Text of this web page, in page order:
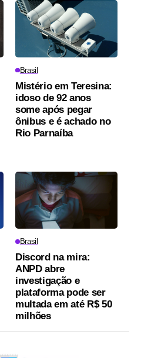
Brasil
Mistério em Teresina:
idoso de 92 anos
some após pegar
ônibus e é achado no
Rio Parnaíba
Brasil
Discord na mira:
ANPD abre
investigação e
plataforma pode ser
multada em até R$ 50
milhões